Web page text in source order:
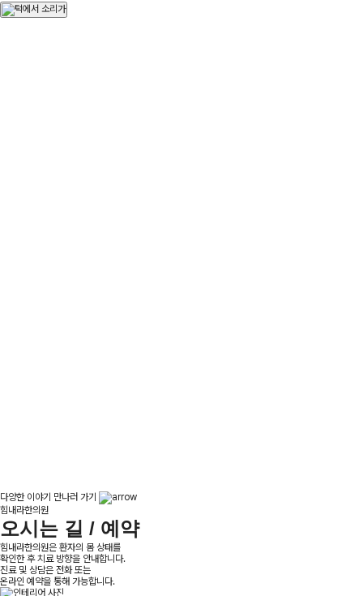
다양한 이야기 만나러 가기
힘내라한의원
오시는 길 / 예약
힘내라한의원은 환자의 몸 상태를
확인한 후 치료 방향을 안내합니다.
진료 및 상담은 전화 또는
온라인 예약을 통해 가능합니다.